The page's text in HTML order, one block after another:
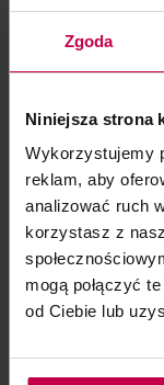
Zgoda
Niniejsza strona
Wykorzystujemy
reklam, aby
analizować ruch
korzystasz z
mogą połączyć
od Ciebie lub
129, -